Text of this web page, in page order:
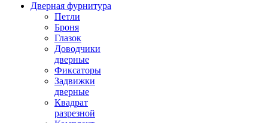
Дверная фурнитура
Петли
Броня
Глазок
Доводчики
дверные
Фиксаторы
Задвижки
дверные
Квадрат
разрезной